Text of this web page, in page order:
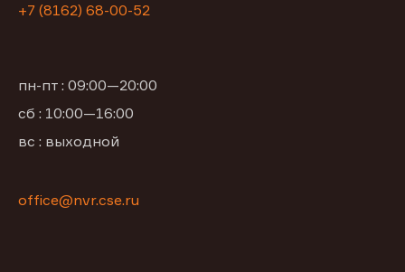
+7 (8162) 68-00-52
пн-пт : 09:00—20:00
сб : 10:00—16:00
вс : выходной
office@nvr.cse.ru